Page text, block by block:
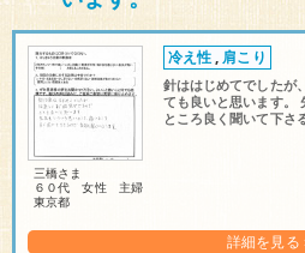
三橋さま
６０代 女性 主婦
東京都
冷え性, 肩こり
針ははじめてでしたが
ても良いと思います。
ところ良く聞いて下さ
詳細を見る